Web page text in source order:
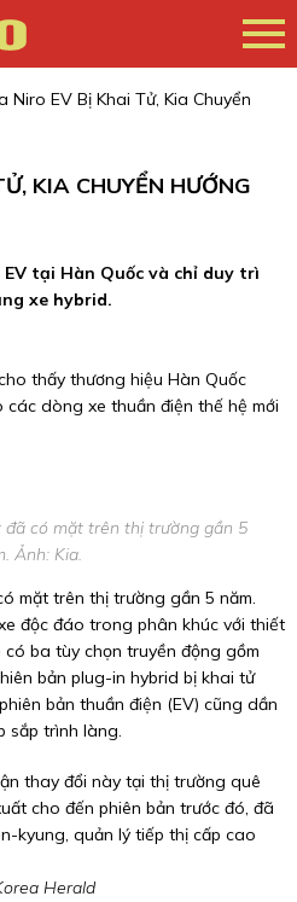
Niro EV Bị Khai Tử, Kia Chuyển
KIA CHUYỂN HƯỚNG
tại Hàn Quốc và chỉ duy trì
xe hybrid.
thấy thương hiệu Hàn Quốc
dòng xe thuần điện thế hệ mới
đã có mặt trên thị trường gần 5
Ảnh: Kia.
mặt trên thị trường gần 5 năm.
độc đáo trong phân khúc với thiết
ba tùy chọn truyền động gồm
bản plug-in hybrid bị khai tử
bản thuần điện (EV) cũng dần
sắp trình làng.
thay đổi này tại thị trường quê
cho đến phiên bản trước đó, đã
kyung, quản lý tiếp thị cấp cao
Herald